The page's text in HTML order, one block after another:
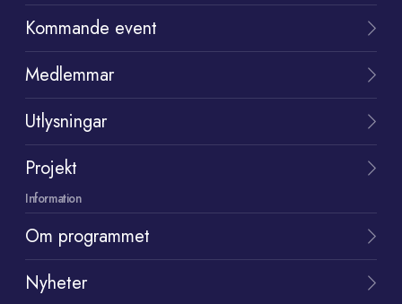
Kommande event
Medlemmar
Utlysningar
Projekt
Information
Om programmet
Nyheter